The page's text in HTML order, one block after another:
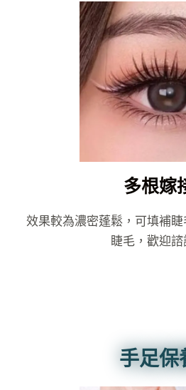
多根嫁
效果較為濃密蓬鬆，可填補
睫毛，歡迎諮
手足保